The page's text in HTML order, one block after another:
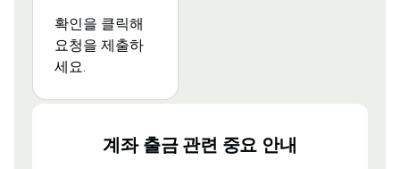
확인을 클릭해
요청을 제출하
세요.
계좌 출금 관련 중요 안내